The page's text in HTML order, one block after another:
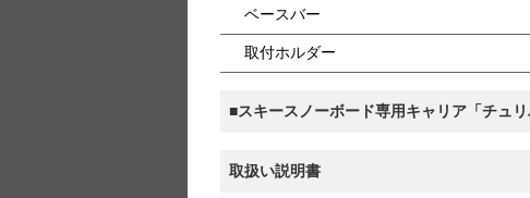
ベースバー
取付ホルダー
■スキースノーボード専用キャリア「チュ
取扱い説明書